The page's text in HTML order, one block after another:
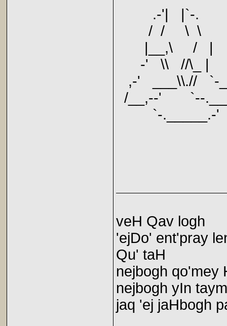
.-'| |`-.
/ / \ \
|__,\ / |
-' \\ //\_ |
,-' ___\\.// `-
/__,--' `--
`-._____.-'
veH Qav logh
'ejDo' ent'pray
Qu' taH
nejbogh qo'mey
nejbogh yIn
jaq 'ej jaHbogh